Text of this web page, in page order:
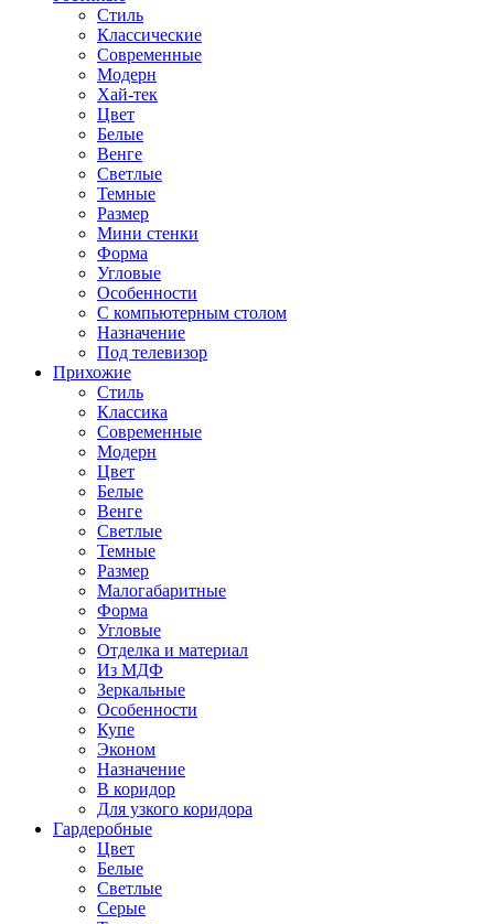
Стиль
Классические
Современные
Модерн
Хай-тек
Цвет
Белые
Венге
Светлые
Темные
Размер
Мини стенки
Форма
Угловые
Особенности
С компьютерным столом
Назначение
Под телевизор
Прихожие
Стиль
Классика
Современные
Модерн
Цвет
Белые
Венге
Светлые
Темные
Размер
Малогабаритные
Форма
Угловые
Отделка и материал
Из МДФ
Зеркальные
Особенности
Купе
Эконом
Назначение
В коридор
Для узкого коридора
Гардеробные
Цвет
Белые
Светлые
Серые